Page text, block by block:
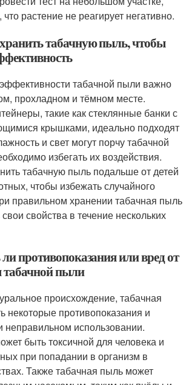
растение не реагирует негативно.
табачную пыль, чтобы
табачной пыли важно
прохладном и тёмном месте.
такие как стеклянные банки с
крышками, идеально подходят
и свет могут порчу табачной
избегать их воздействия.
табачную пыль подальше от детей
чтобы избежать случайного
правильном хранении табачная пыль
свойства в течение нескольких
противопоказания или вред от
табачной пыли
происхождение, табачная
некоторые противопоказания и
неправильном использовании.
быть токсичной для человека и
при попадании в организм в
Также табачная пыль может